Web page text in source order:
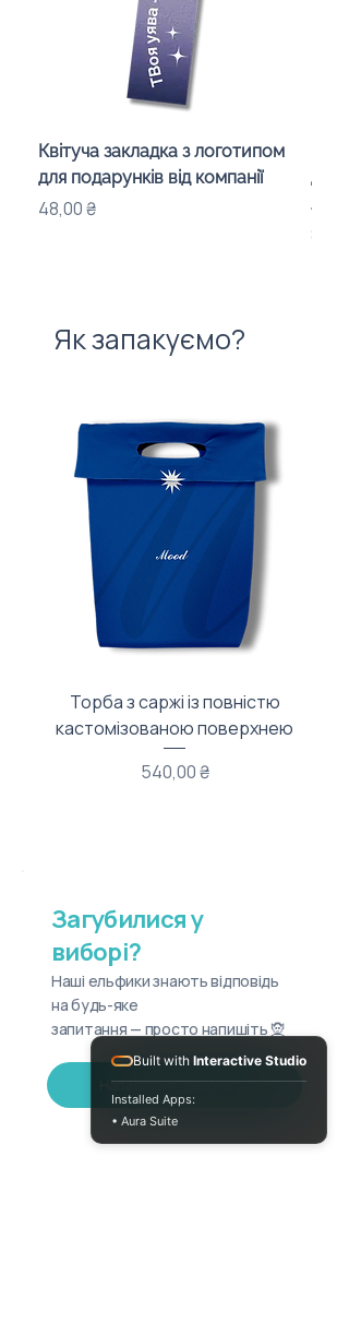
Квітуча закладка з логотипом
для подарунків від компанії
Ціна
48,00 ₴
для
Ціна
Як запакуємо?
Торба з саржі із повністю
кастомізованою поверхнею
Ціна
540,00 ₴
Загубилися у
виборі?
Наші ельфики знають відповідь
на будь-яке
запитання — просто напишіть 🧝
Написати в Telegram
Built with Interactive Studio
Installed Apps:
• Aura Suite